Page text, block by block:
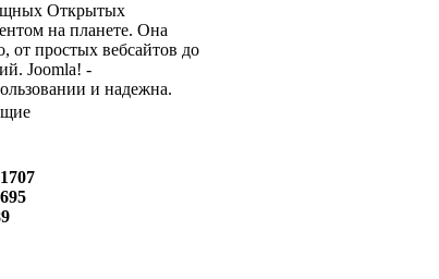
Открытых
на планете. Она
от простых вебсайтов до
Joomla! -
и надежна.
1707
695